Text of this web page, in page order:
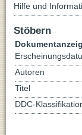
Hilfe und
Stöbern
Autoren
Titel
DDC-